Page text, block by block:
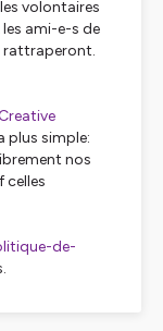
volontaires
ami-e-s de
rattraperont.
plus simple:
nos
celles
de-